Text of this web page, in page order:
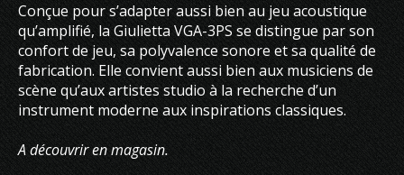
Conçue pour s’adapter aussi bien au jeu acoustique
qu’amplifié, la Giulietta VGA-3PS se distingue par son
confort de jeu, sa polyvalence sonore et sa qualité de
fabrication. Elle convient aussi bien aux musiciens de
scène qu’aux artistes studio à la recherche d’un
instrument moderne aux inspirations classiques.
A découvrir en magasin.